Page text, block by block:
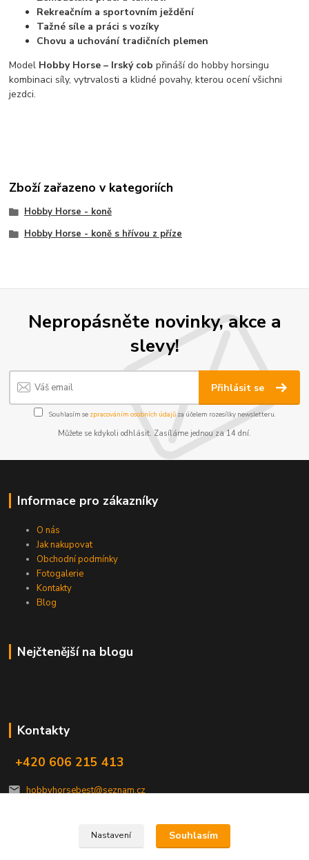
Rekreačním a sportovním ježdění
Tažné síle a práci s vozíky
Chovu a uchování tradičních plemen
Model Hobby Horse – Irský cob přináší do hobby horsingu
kombinaci síly, vytrvalosti a klidné povahy, kterou ocení všichni
jezdci.
Zboží zařazeno v kategoriích
Hobby Horse - koně
Hobby Horse - koně s hřívou z příze
Nepropásněte novinky, akce a
slevy!
Přihlásit se
Souhlasím se zpracováním osobních údajůza účelem rozesílky newsletteru.
Můžete se kdykoli odhlásit. Zasíláme jednou za 14 dní.
Informace pro zákazníky
O nás
Jak nakupovat
Obchodní podmínky
Fotogalerie
Kontakty
Blog
Nejčtenější na blogu
Kontakty
+420 606 215 413
hobbyhorsebest@seznam.cz
Nastavení Souhlasím